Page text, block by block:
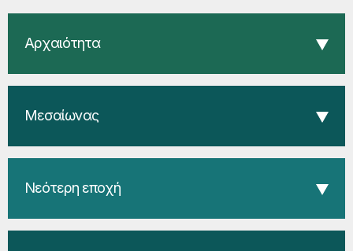
Αρχαιότητα
Μεσαίωνας
Νεότερη εποχή